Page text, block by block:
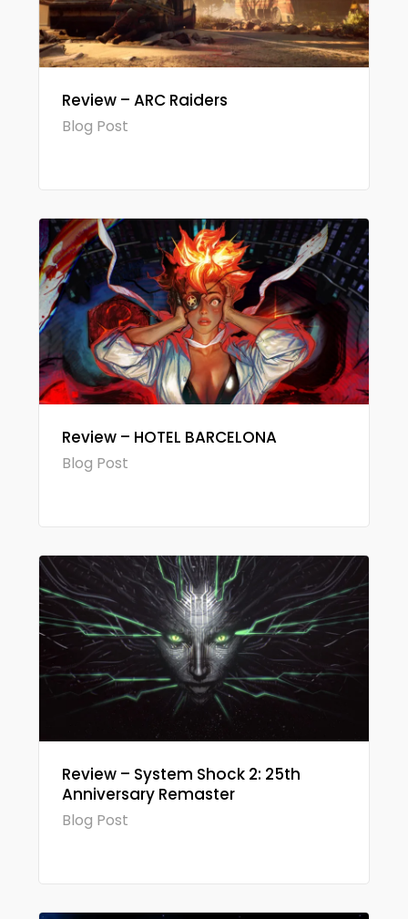
Review – ARC Raiders
Blog Post
Review – HOTEL BARCELONA
Blog Post
Review – System Shock 2: 25th
Anniversary Remaster
Blog Post